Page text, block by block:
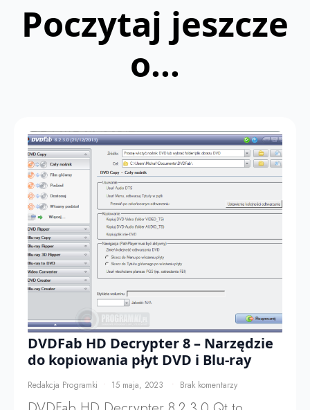
Poczytaj jeszcze
o...
DVDFab HD Decrypter 8 – Narzędzie
do kopiowania płyt DVD i Blu-ray
Redakcja Programki 15 maja, 2023 Brak komentarzy